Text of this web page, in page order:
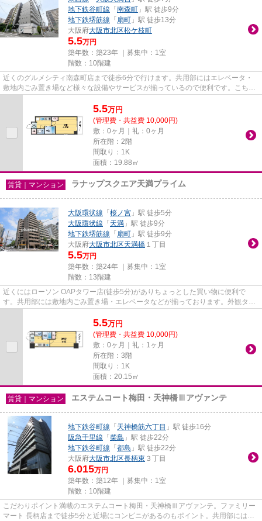
地下鉄谷町線 「 南森町 」駅 徒歩9分
地下鉄堺筋線 「 扇町 」駅 徒歩13分
大阪府大阪市北区松ケ枝町
5.5万円
築年数：築23年 ｜募集中： 1室
階数：10階建
近くのグルメシティ南森町店まで徒歩6分で行けます。共用部にはエレベータ・
敷地内ごみ置き場など様々な設備やサービスが揃っているので便利です。こちら
5.5万円
(管理費・共益費 10,000円)
敷：0ヶ月｜礼：0ヶ月
所在階：2階
間取り：1K
面積：19.88㎡
賃貸｜マンション ラナップスクエア天満プライム
大阪環状線 「 桜ノ宮 」駅 徒歩5分
大阪環状線 「 天満 」駅 徒歩9分
地下鉄堺筋線 「 扇町 」駅 徒歩9分
大阪府大阪市北区天満橋 １丁目
5.5万円
築年数：築24年 ｜募集中： 1室
階数：13階建
近くにはローソン OAPタワー店(徒歩5分)がありちょっとした買い物に便利で
す。共用部には敷地内ごみ置き場・エレベータなどが揃っております。外観タイ
5.5万円
(管理費・共益費 10,000円)
敷：0ヶ月｜礼：1ヶ月
所在階：3階
間取り：1K
面積：20.15㎡
賃貸｜マンション エステムコート梅田・天神橋Ⅲアヴァンテ
地下鉄谷町線 「 天神橋筋六丁目 」駅 徒歩16分
阪急千里線 「 柴島 」駅 徒歩22分
地下鉄谷町線 「 都島 」駅 徒歩22分
大阪府大阪市北区長柄東 ３丁目
6.015万円
築年数：築12年 ｜募集中： 1室
階数：10階建
こだわりポイント満載のエステムコート梅田・天神橋Ⅲアヴァンテ。ファミリー
マート 長柄店まで徒歩5分と近場にコンビニがあるのもポイント。共用部にはエ